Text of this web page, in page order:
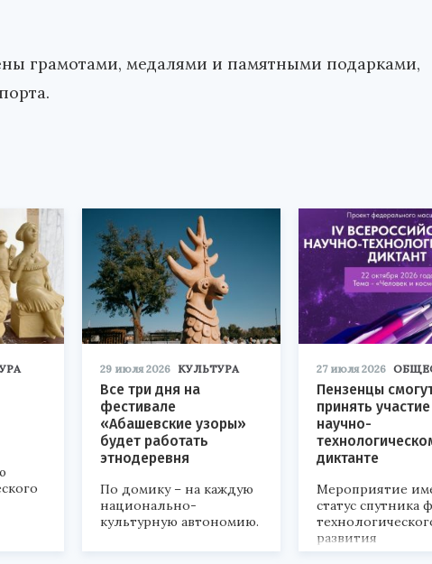
грамотами, медалями и памятными подарками,
29 июля 2026 КУЛЬТУРА
Все три дня на
фестивале
«Абашевские узоры»
будет работать
этнодеревня
По домику – на каждую
национально-
культурную автономию.
27 июля 2026
Пензенцы
принять
научно-
диктанте
Мероприятие
статус спутника
развития
«Технопром-